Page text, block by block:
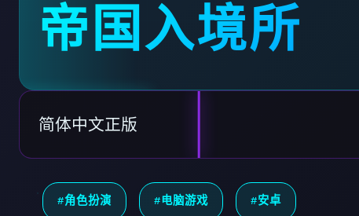
帝国入境所
简体中文正版
#角色扮演 #电脑游戏 #安卓